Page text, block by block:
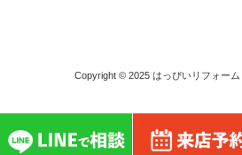
Copyright © 2025 はっぴいリフォーム